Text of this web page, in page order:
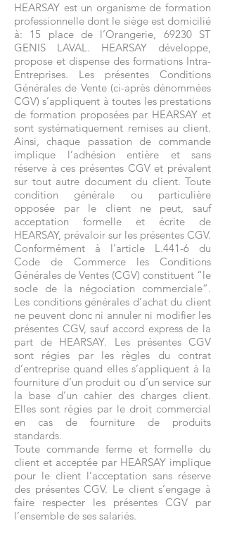
HEARSAY est un organisme de formation
professionnelle dont le siège est domicilié
à: 15 place de l’Orangerie, 69230 ST
GENIS LAVAL. HEARSAY développe,
propose et dispense des formations Intra-
Entreprises. Les présentes Conditions
Générales de Vente (ci-après dénommées
CGV) s’appliquent à toutes les prestations
de formation proposées par HEARSAY et
sont systématiquement remises au client.
Ainsi, chaque passation de commande
implique l’adhésion entière et sans
réserve à ces présentes CGV et prévalent
sur tout autre document du client. Toute
condition générale ou particulière
opposée par le client ne peut, sauf
acceptation formelle et écrite de
HEARSAY, prévaloir sur les présentes CGV.
Conformément à l’article L.441-6 du
Code de Commerce les Conditions
Générales de Ventes (CGV) constituent “le
socle de la négociation commerciale”.
Les conditions générales d’achat du client
ne peuvent donc ni annuler ni modifier les
présentes CGV, sauf accord express de la
part de HEARSAY. Les présentes CGV
sont régies par les règles du contrat
d’entreprise quand elles s’appliquent à la
fourniture d’un produit ou d’un service sur
la base d’un cahier des charges client.
Elles sont régies par le droit commercial
en cas de fourniture de produits
standards.
Toute commande ferme et formelle du
client et acceptée par HEARSAY implique
pour le client l’acceptation sans réserve
des présentes CGV. Le client s’engage à
faire respecter les présentes CGV par
l’ensemble de ses salariés.